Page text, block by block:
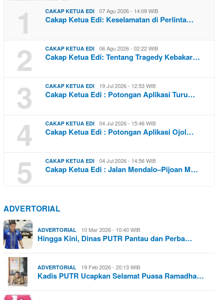
1 CAKAP KETUA EDI 07 Agu 2026 - 14:09 WIB
Cakap Ketua Edi: Keselamatan di Perlinta…
2 CAKAP KETUA EDI 06 Agu 2026 - 02:22 WIB
Cakap Ketua Edi: Tentang Tragedy Kebakar…
3 CAKAP KETUA EDI 19 Jul 2026 - 12:53 WIB
Cakap Ketua Edi : Potongan Aplikasi Turu…
4 CAKAP KETUA EDI 04 Jul 2026 - 15:46 WIB
Cakap Ketua Edi : Potongan Aplikasi Ojol…
5 CAKAP KETUA EDI 04 Jul 2026 - 14:56 WIB
Cakap Ketua Edi : Jalan Mendalo–Pijoan M…
ADVERTORIAL
ADVERTORIAL 10 Mar 2026 - 10:40 WIB
Hingga Kini, Dinas PUTR Pantau dan Perba…
ADVERTORIAL 19 Feb 2026 - 20:13 WIB
Kadis PUTR Ucapkan Selamat Puasa Ramadha…